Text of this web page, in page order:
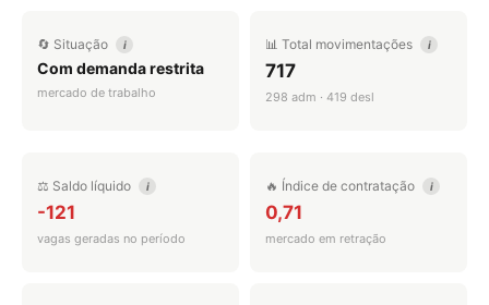
🔄 Situação i
Com demanda restrita
mercado de trabalho
📊 Total movimentações i
717
298 adm · 419 desl
⚖️ Saldo líquido i
-121
vagas geradas no período
🔥 Índice de contratação i
0,71
mercado em retração